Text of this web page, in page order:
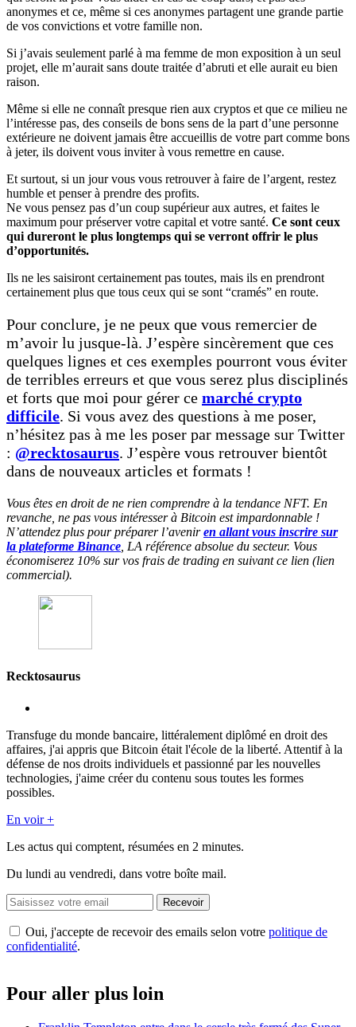
anonymes et ce, même si ces anonymes partagent une grande partie
de vos convictions et votre famille non.
Si j’avais seulement parlé à ma femme de mon exposition à un seul
projet, elle m’aurait sans doute traitée d’abruti et elle aurait eu bien
raison.
Même si elle ne connaît presque rien aux cryptos et que ce milieu ne
l’intéresse pas, des conseils de bons sens de la part d’une personne
extérieure ne doivent jamais être accueillis de votre part comme bons
à jeter, ils doivent vous inviter à vous remettre en cause.
Et surtout, si un jour vous vous retrouver à faire de l’argent, restez
humble et penser à prendre des profits.
Ne vous pensez pas d’un coup supérieur aux autres, et faites le
maximum pour préserver votre capital et votre santé. Ce sont ceux
qui dureront le plus longtemps qui se verront offrir le plus
d’opportunités.
Ils ne les saisiront certainement pas toutes, mais ils en prendront
certainement plus que tous ceux qui se sont “cramés” en route.
Pour conclure, je ne peux que vous remercier de
m’avoir lu jusque-là. J’espère sincèrement que ces
quelques lignes et ces exemples pourront vous éviter
de terribles erreurs et que vous serez plus disciplinés
et forts que moi pour gérer ce marché crypto
difficile. Si vous avez des questions à me poser,
n’hésitez pas à me les poser par message sur Twitter
: @recktosaurus. J’espère vous retrouver bientôt
dans de nouveaux articles et formats !
Vous êtes en droit de ne rien comprendre à la tendance NFT. En
revanche, ne pas vous intéresser à Bitcoin est impardonnable !
N’attendez plus pour préparer l’aveniren allant vous inscrire sur
la plateforme Binance , LA référence absolue du secteur. Vous
économiserez 10% sur vos frais de trading en suivant ce lien (lien
commercial).
Recktosaurus
Transfuge du monde bancaire, littéralement diplômé en droit des
affaires, j'ai appris que Bitcoin était l'école de la liberté. Attentif à la
défense de nos droits individuels et passionné par les nouvelles
technologies, j'aime créer du contenu sous toutes les formes
possibles.
En voir +
Les actus qui comptent, résumées en 2 minutes.
Du lundi au vendredi, dans votre boîte mail.
Recevoir
Oui, j'accepte de recevoir des emails selon votre politique de
confidentialité.
Pour aller plus loin